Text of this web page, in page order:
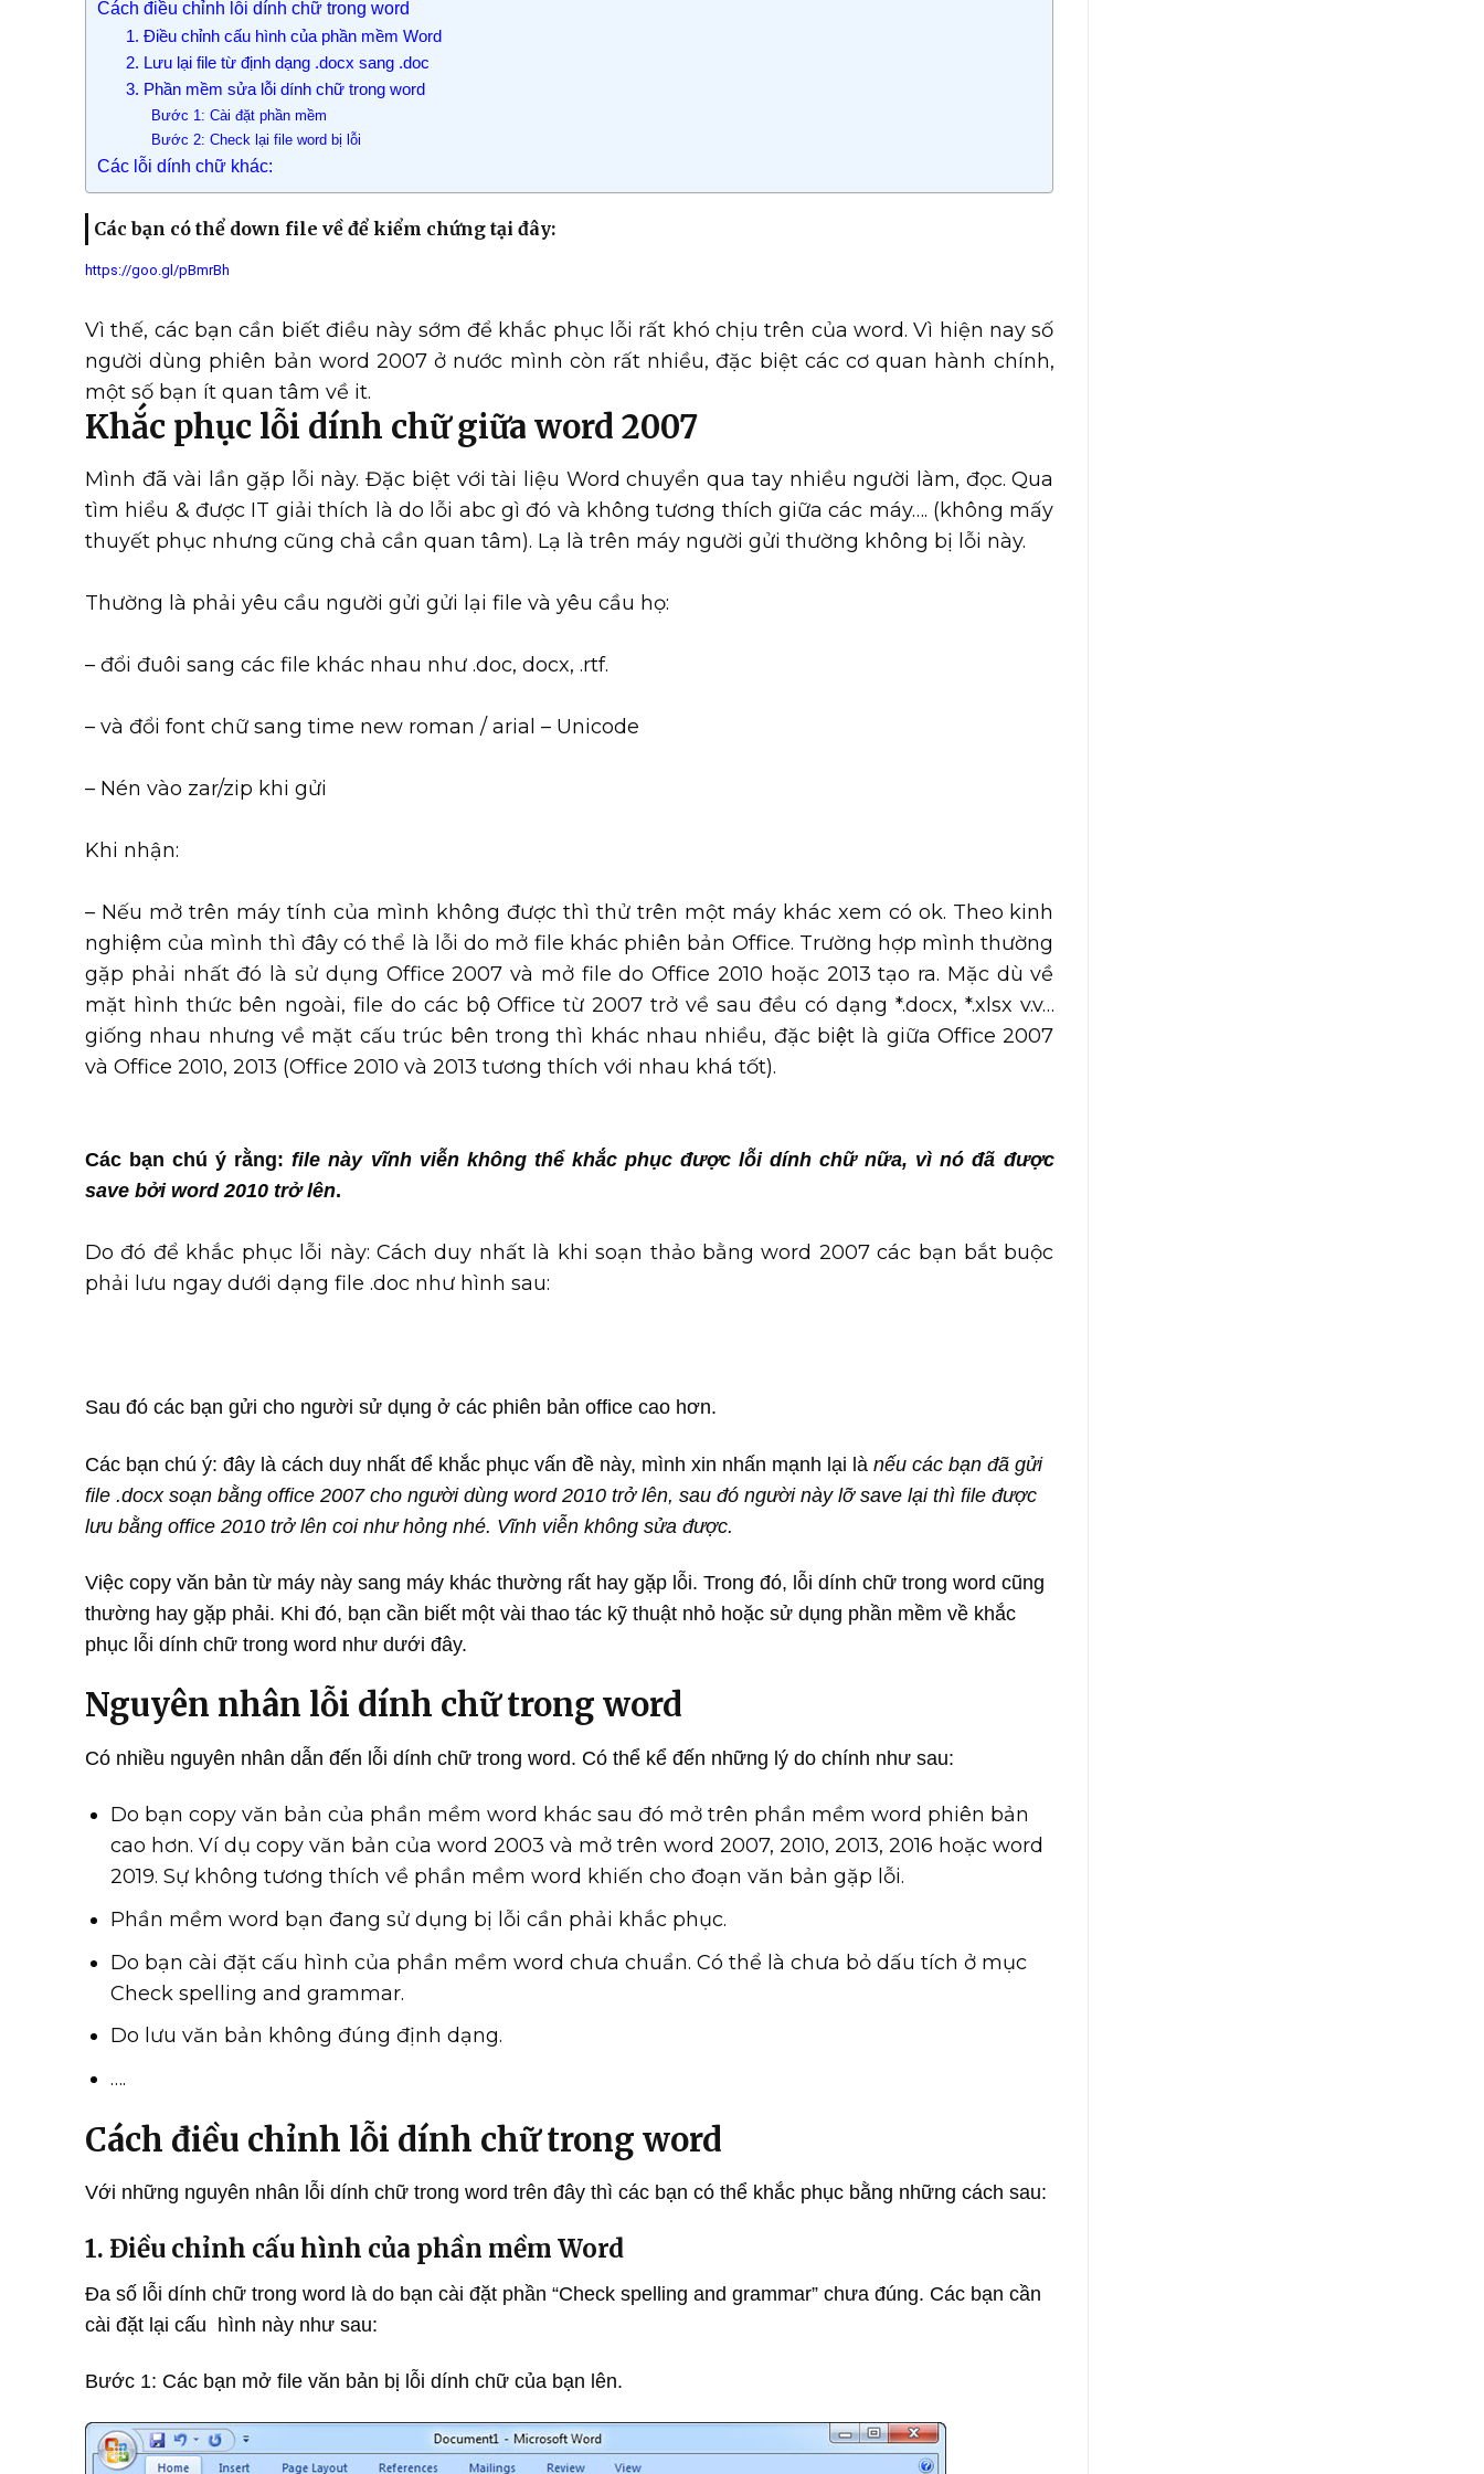
Cách điều chỉnh lỗi dính chữ trong word
1. Điều chỉnh cấu hình của phần mềm Word
2. Lưu lại file từ định dạng .docx sang .doc
3. Phần mềm sửa lỗi dính chữ trong word
Bước 1: Cài đặt phần mềm
Bước 2: Check lại file word bị lỗi
Các lỗi dính chữ khác:
Các bạn có thể down file về để kiểm chứng tại đây:
https://goo.gl/pBmrBh
Vì thế, các bạn cần biết điều này sớm để khắc phục lỗi rất khó chịu trên của word. Vì hiện nay số
người dùng phiên bản word 2007 ở nước mình còn rất nhiều, đặc biệt các cơ quan hành chính,
một số bạn ít quan tâm về it.
Khắc phục lỗi dính chữ giữa word 2007
Mình đã vài lần gặp lỗi này. Đặc biệt với tài liệu Word chuyển qua tay nhiều người làm, đọc. Qua
tìm hiểu & được IT giải thích là do lỗi abc gì đó và không tương thích giữa các máy…. (không mấy
thuyết phục nhưng cũng chả cần quan tâm). Lạ là trên máy người gửi thường không bị lỗi này.
Thường là phải yêu cầu người gửi gửi lại file và yêu cầu họ:
– đổi đuôi sang các file khác nhau như .doc, docx, .rtf.
– và đổi font chữ sang time new roman / arial – Unicode
– Nén vào zar/zip khi gửi
Khi nhận:
– Nếu mở trên máy tính của mình không được thì thử trên một máy khác xem có ok. Theo kinh
nghiệm của mình thì đây có thể là lỗi do mở file khác phiên bản Office. Trường hợp mình thường
gặp phải nhất đó là sử dụng Office 2007 và mở file do Office 2010 hoặc 2013 tạo ra. Mặc dù về
mặt hình thức bên ngoài, file do các bộ Office từ 2007 trở về sau đều có dạng *.docx, *.xlsx v.v…
giống nhau nhưng về mặt cấu trúc bên trong thì khác nhau nhiều, đặc biệt là giữa Office 2007
và Office 2010, 2013 (Office 2010 và 2013 tương thích với nhau khá tốt).
Các bạn chú ý rằng:file này vĩnh viễn không thể khắc phục được lỗi dính chữ nữa, vì nó đã được
save bởi word 2010 trở lên.
Do đó để khắc phục lỗi này: Cách duy nhất là khi soạn thảo bằng word 2007 các bạn bắt buộc
phải lưu ngay dưới dạng file .doc như hình sau:
Sau đó các bạn gửi cho người sử dụng ở các phiên bản office cao hơn.
Các bạn chú ý: đây là cách duy nhất để khắc phục vấn đề này, mình xin nhấn mạnh lại là nếu các bạn đã gửi
file .docx soạn bằng office 2007 cho người dùng word 2010 trở lên, sau đó người này lỡ save lại thì file được
lưu bằng office 2010 trở lên coi như hỏng nhé. Vĩnh viễn không sửa được.
Việc copy văn bản từ máy này sang máy khác thường rất hay gặp lỗi. Trong đó, lỗi dính chữ trong word cũng
thường hay gặp phải. Khi đó, bạn cần biết một vài thao tác kỹ thuật nhỏ hoặc sử dụng phần mềm về khắc
phục lỗi dính chữ trong word như dưới đây.
Nguyên nhân lỗi dính chữ trong word
Có nhiều nguyên nhân dẫn đến lỗi dính chữ trong word. Có thể kể đến những lý do chính như sau:
Do bạn copy văn bản của phần mềm word khác sau đó mở trên phần mềm word phiên bản
cao hơn. Ví dụ copy văn bản của word 2003 và mở trên word 2007, 2010, 2013, 2016 hoặc word
2019. Sự không tương thích về phần mềm word khiến cho đoạn văn bản gặp lỗi.
Phần mềm word bạn đang sử dụng bị lỗi cần phải khắc phục.
Do bạn cài đặt cấu hình của phần mềm word chưa chuẩn. Có thể là chưa bỏ dấu tích ở mục
Check spelling and grammar.
Do lưu văn bản không đúng định dạng.
….
Cách điều chỉnh lỗi dính chữ trong word
Với những nguyên nhân lỗi dính chữ trong word trên đây thì các bạn có thể khắc phục bằng những cách sau:
1. Điều chỉnh cấu hình của phần mềm Word
Đa số lỗi dính chữ trong word là do bạn cài đặt phần “Check spelling and grammar” chưa đúng. Các bạn cần
cài đặt lại cấu hình này như sau:
Bước 1: Các bạn mở file văn bản bị lỗi dính chữ của bạn lên.